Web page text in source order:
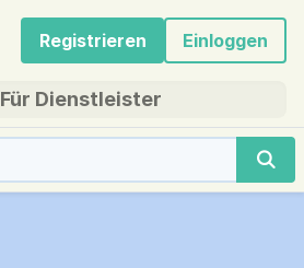
Registrieren Einloggen
Für Dienstleister